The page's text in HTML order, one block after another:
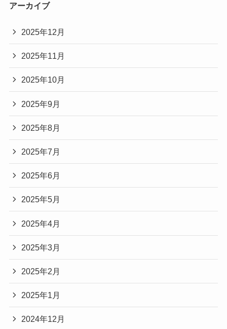
アーカイブ
2025年12月
2025年11月
2025年10月
2025年9月
2025年8月
2025年7月
2025年6月
2025年5月
2025年4月
2025年3月
2025年2月
2025年1月
2024年12月